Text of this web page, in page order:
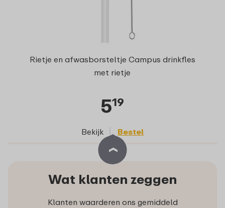
Rietje en afwasborsteltje Campus drinkfles
met rietje
519
Bekijk Bestel
Wat klanten zeggen
Klanten waarderen ons gemiddeld